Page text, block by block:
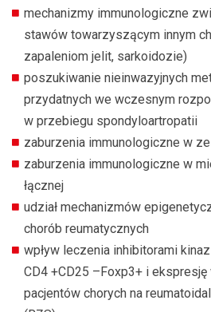
mechanizmy immunologiczne
stawów towarzyszącym innym
zapaleniom jelit, sarkoidozie)
poszukiwanie nieinwazyjnych
przydatnych we wczesnym
w przebiegu spondyloartropatii
zaburzenia immunologiczne w
zaburzenia immunologiczne w
łącznej
udział mechanizmów
chorób reumatycznych
wpływ leczenia inhibitorami
CD4 +CD25 –Foxp3+ i ekspresję
pacjentów chorych na